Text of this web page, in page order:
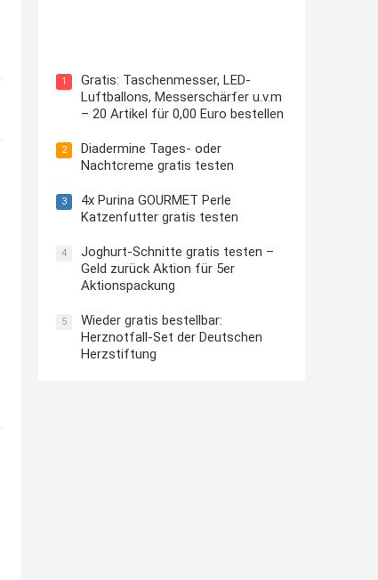
1
Gratis: Taschenmesser, LED-
Luftballons, Messerschärfer u.v.m
– 20 Artikel für 0,00 Euro bestellen
2
Diadermine Tages- oder
Nachtcreme gratis testen
3
4x Purina GOURMET Perle
Katzenfutter gratis testen
4
Joghurt-Schnitte gratis testen –
Geld zurück Aktion für 5er
Aktionspackung
5
Wieder gratis bestellbar:
Herznotfall-Set der Deutschen
Herzstiftung